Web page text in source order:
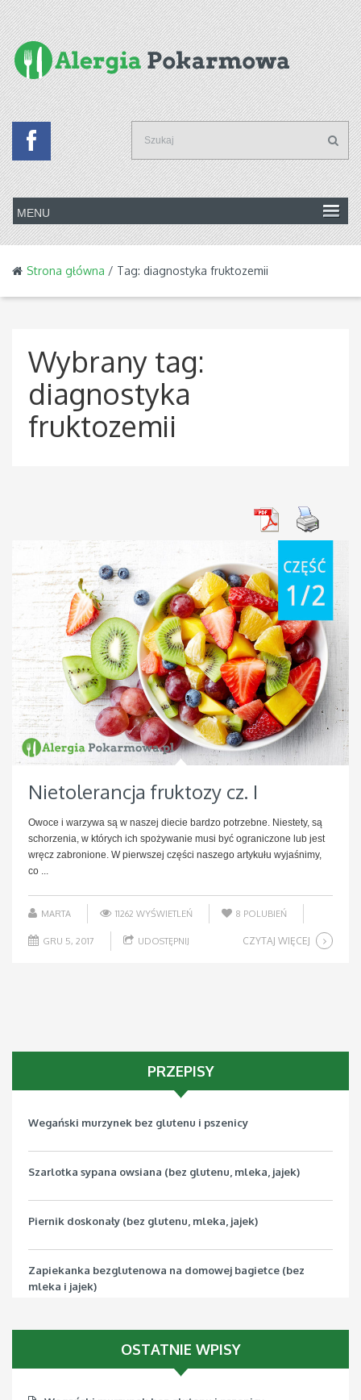
Strona główna / Tag: diagnostyka fruktozemii
Wybrany tag:
diagnostyka
fruktozemii
Nietolerancja fruktozy cz. I
Owoce i warzywa są w naszej diecie bardzo potrzebne. Niestety, są
schorzenia, w których ich spożywanie musi być ograniczone lub jest
wręcz zabronione. W pierwszej części naszego artykułu wyjaśnimy,
co ...
MARTA 11262 WYŚWIETLEŃ 8 POLUBIEŃ
GRU 5, 2017 UDOSTĘPNIJ CZYTAJ WIĘCEJ
PRZEPISY
Wegański murzynek bez glutenu i pszenicy
Szarlotka sypana owsiana (bez glutenu, mleka, jajek)
Piernik doskonały (bez glutenu, mleka, jajek)
Zapiekanka bezglutenowa na domowej bagietce (bez
mleka i jajek)
OSTATNIE WPISY